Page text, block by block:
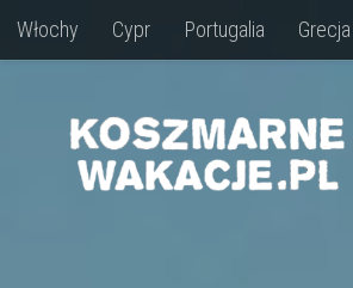
Skip to content
Włochy Cypr Portugalia Grecja